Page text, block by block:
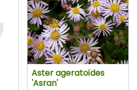
Aster ageratoïdes
'Asran'